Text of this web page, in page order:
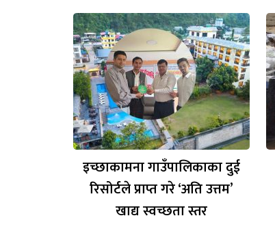
इच्छाकामना गाउँपालिकाका दुई
रिसोर्टले प्राप्त गरे ‘अति उत्तम’
खाद्य स्वच्छता स्तर